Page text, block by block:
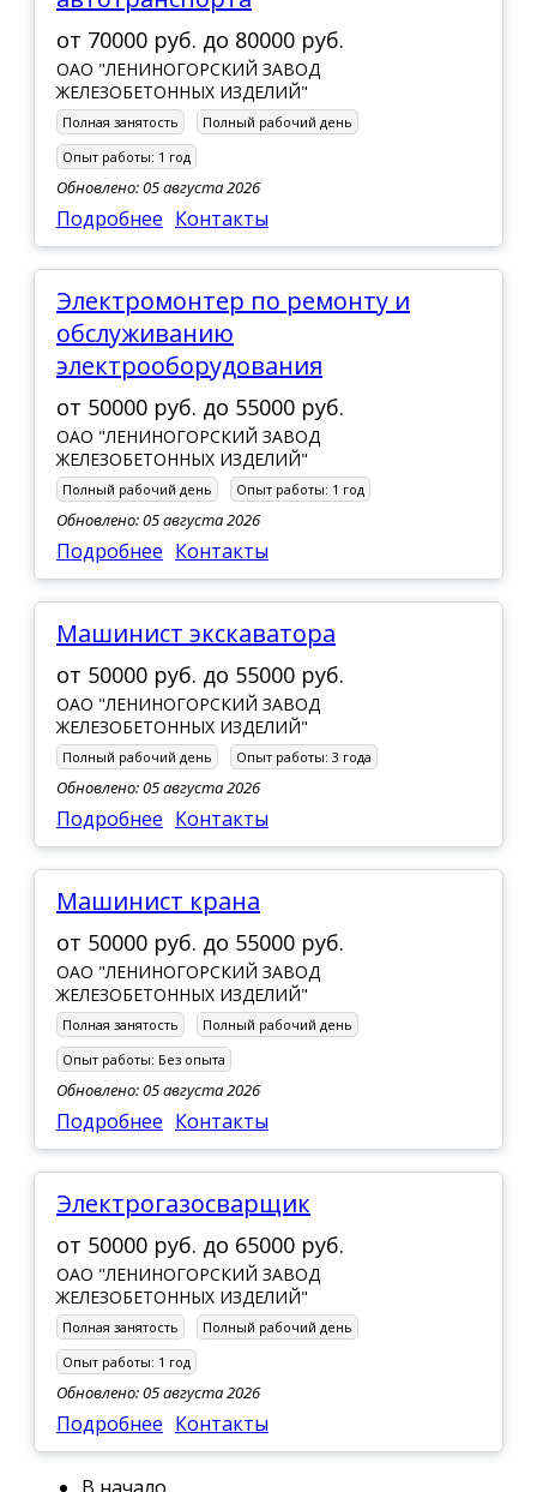
от 70000 руб. до 80000 руб.
ОАО "ЛЕНИНОГОРСКИЙ ЗАВОД
ЖЕЛЕЗОБЕТОННЫХ ИЗДЕЛИЙ"
Полная занятость
Полный рабочий день
Опыт работы: 1 год
Обновлено: 05 августа 2026
Подробнее Контакты
Электромонтер по ремонту и
обслуживанию
электрооборудования
от 50000 руб. до 55000 руб.
ОАО "ЛЕНИНОГОРСКИЙ ЗАВОД
ЖЕЛЕЗОБЕТОННЫХ ИЗДЕЛИЙ"
Полный рабочий день Опыт работы: 1 год
Обновлено: 05 августа 2026
Подробнее Контакты
Машинист экскаватора
от 50000 руб. до 55000 руб.
ОАО "ЛЕНИНОГОРСКИЙ ЗАВОД
ЖЕЛЕЗОБЕТОННЫХ ИЗДЕЛИЙ"
Полный рабочий день Опыт работы: 3 года
Обновлено: 05 августа 2026
Подробнее Контакты
Машинист крана
от 50000 руб. до 55000 руб.
ОАО "ЛЕНИНОГОРСКИЙ ЗАВОД
ЖЕЛЕЗОБЕТОННЫХ ИЗДЕЛИЙ"
Полная занятость
Полный рабочий день
Опыт работы: Без опыта
Обновлено: 05 августа 2026
Подробнее Контакты
Электрогазосварщик
от 50000 руб. до 65000 руб.
ОАО "ЛЕНИНОГОРСКИЙ ЗАВОД
ЖЕЛЕЗОБЕТОННЫХ ИЗДЕЛИЙ"
Полная занятость
Полный рабочий день
Опыт работы: 1 год
Обновлено: 05 августа 2026
Подробнее Контакты